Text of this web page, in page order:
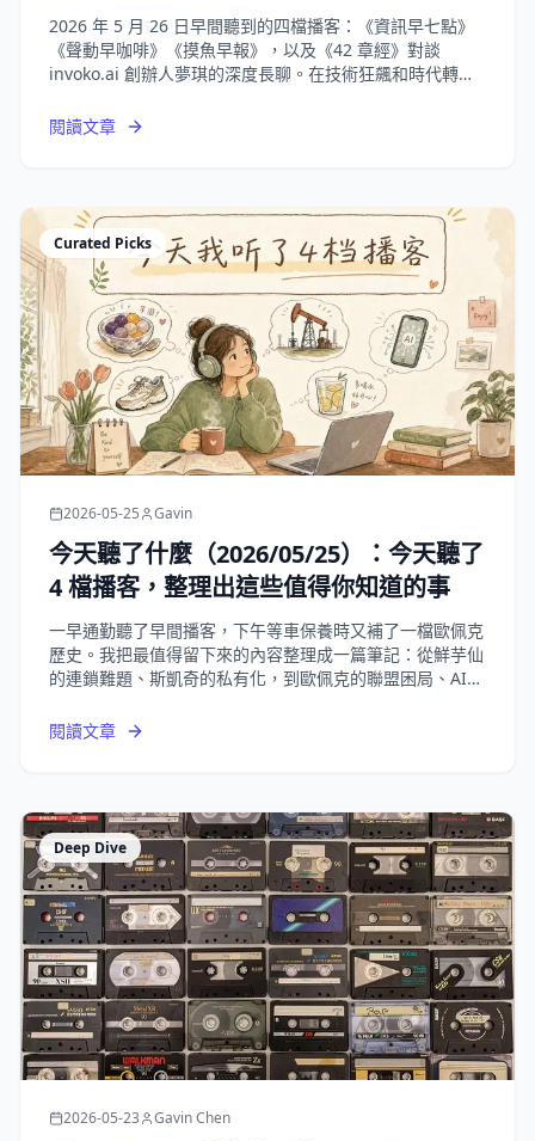
2026 年 5 月 26 日早間聽到的四檔播客：《資訊早七點》
《聲動早咖啡》《摸魚早報》，以及《42 章經》對談
invoko.ai 創辦人夢琪的深度長聊。在技術狂飆和時代轉折
閱讀文章
Curated Picks
2026-05-25 Gavin
今天聽了什麼（2026/05/25）：今天聽了
4 檔播客，整理出這些值得你知道的事
一早通勤聽了早間播客，下午等車保養時又補了一檔歐佩克
歷史。我把最值得留下來的內容整理成一篇筆記：從鮮芋仙
的連鎖難題、斯凱奇的私有化，到歐佩克的聯盟困局、AI
閱讀文章
Deep Dive
2026-05-23 Gavin Chen